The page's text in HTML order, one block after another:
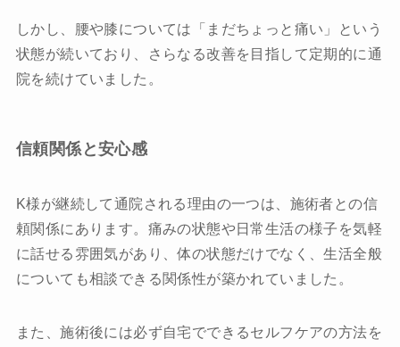
しかし、腰や膝については「まだちょっと痛い」という
状態が続いており、さらなる改善を目指して定期的に通
院を続けていました。
信頼関係と安心感
K様が継続して通院される理由の一つは、施術者との信
頼関係にあります。痛みの状態や日常生活の様子を気軽
に話せる雰囲気があり、体の状態だけでなく、生活全般
についても相談できる関係性が築かれていました。
また、施術後には必ず自宅でできるセルフケアの方法を